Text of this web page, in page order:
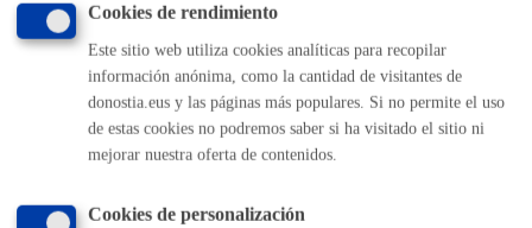
Mapas - GeoDonostia
Sala de prensa
Mapa web
Otras páginas web corporativas
Donostia Kultura
Cookies de rendimiento
Este sitio web utiliza cookies analíticas para recopilar
información anónima, como la cantidad de visitantes de
donostia.eus y las páginas más populares. Si no permite el uso
de estas cookies no podremos saber si ha visitado el sitio ni
mejorar nuestra oferta de contenidos.
Cookies de personalización